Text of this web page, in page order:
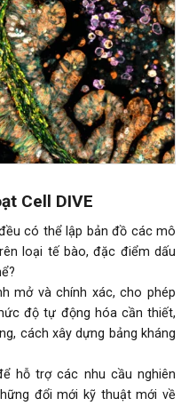
Cell DIVE
có thể lập bản đồ các mô
loại tế bào, đặc điểm dấu
mở và chính xác, cho phép
độ tự động hóa cần thiết,
cách xây dựng bảng kháng
hỗ trợ các nhu cầu nghiên
đổi mới kỹ thuật mới về